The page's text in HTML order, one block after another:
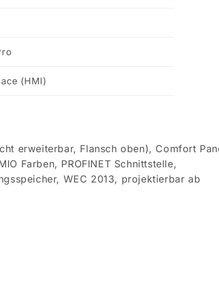
(HMI)
erweiterbar, Flansch oben), Comfort
Farben, PROFINET Schnittstelle,
WEC 2013, projektierbar ab